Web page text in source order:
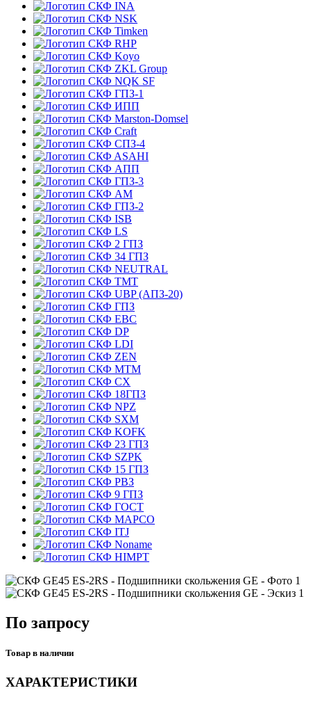
INA
NSK
Timken
RHP
Koyo
ZKL Group
NQK SF
ГПЗ-1
ИПП
Marston-Domsel
Craft
СПЗ-4
ASAHI
АПП
ГПЗ-3
АМ
ГПЗ-2
ISB
LS
2 ГПЗ
34 ГПЗ
NEUTRAL
TMT
UBP (АПЗ-20)
ГПЗ
EBC
DP
LDI
ZEN
MTM
CX
18ГПЗ
NPZ
SXM
KOFK
23 ГПЗ
SZPK
15 ГПЗ
РВЗ
9 ГПЗ
ГОСТ
MAPCO
ITJ
Noname
HIMPT
По запросу
Товар в наличии
ХАРАКТЕРИСТИКИ